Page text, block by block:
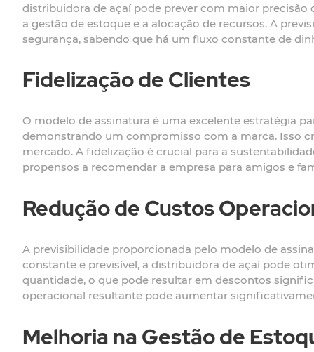
distribuidora de açaí pode prever com maior precisão
a gestão de estoque e a alocação de recursos. A
segurança, sabendo que há um fluxo constante de
Fidelização de Clientes
O modelo de assinatura é uma excelente estratégia
demonstrando um compromisso com a marca. Isso
mercado. A fidelização é crucial para a
propensos a recomendar a empresa para amigos e
Redução de Custos
A previsibilidade proporcionada pelo modelo de
constante e previsível, a distribuidora de açaí pode
quantidade, o que pode resultar em descontos
operacional resultante pode aumentar
Melhoria na Gestão de